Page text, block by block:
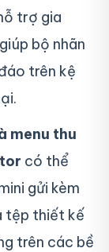
trợ gia
bộ nhãn
trên kệ
menu thu
có thể
gửi kèm
tệp thiết kế
trên các bề